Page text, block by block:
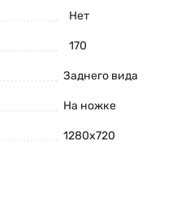
Нет
170
Заднего вида
На ножке
1280x720